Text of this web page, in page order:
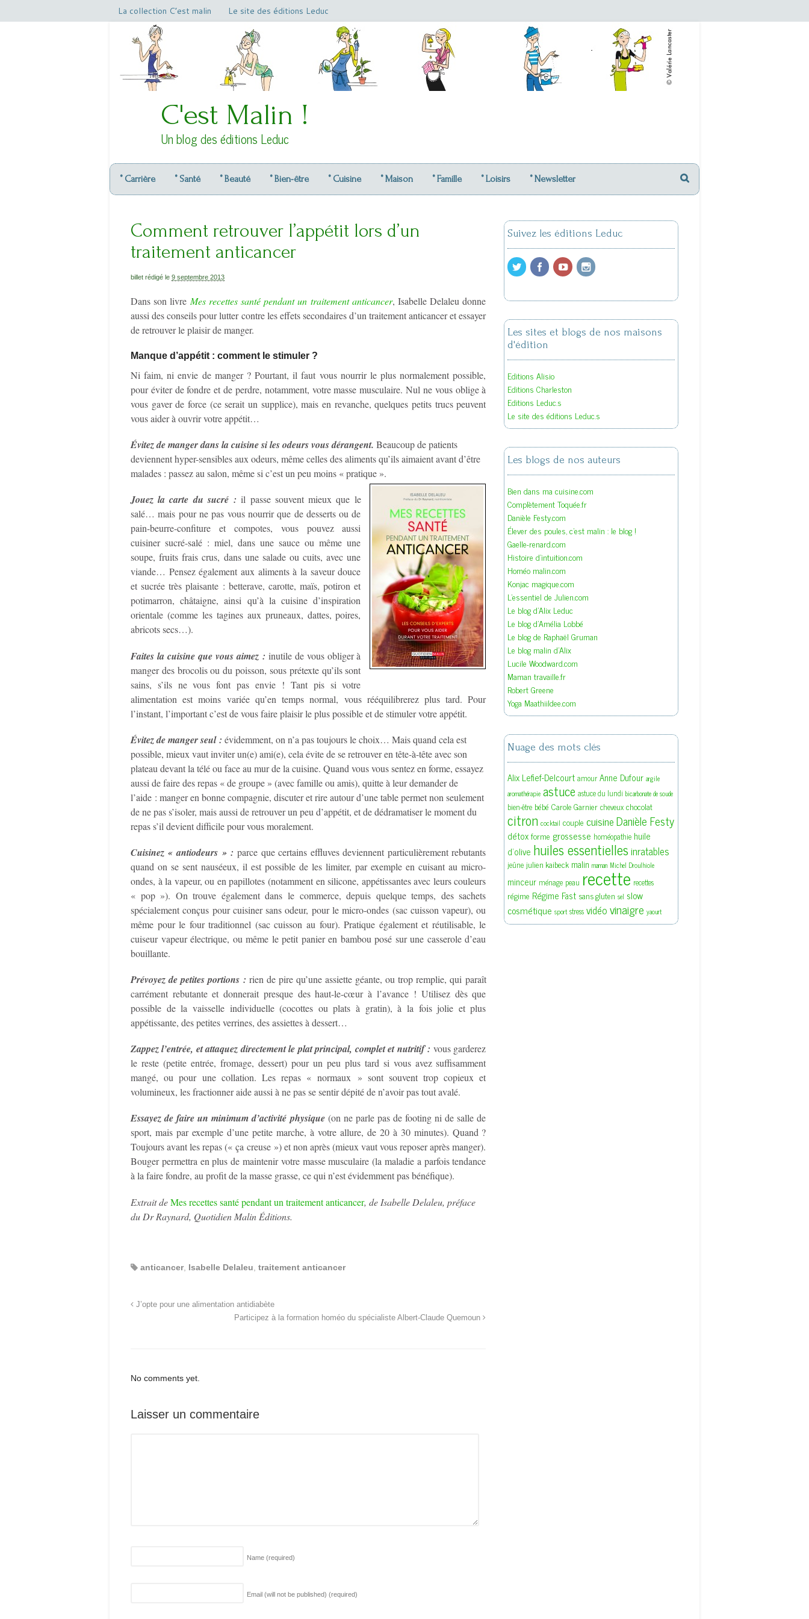
La collection C’est malin Le site des éditions Leduc
C'est Malin !
Un blog des éditions Leduc
° Carrière ° Santé ° Beauté ° Bien-être ° Cuisine ° Maison ° Famille ° Loisirs ° Newsletter
Comment retrouver l’appétit lors d’un
traitement anticancer
billet rédigé le 9 septembre 2013
Dans son livre Mes recettes santé pendant un traitement anticancer, Isabelle Delaleu donne
aussi des conseils pour lutter contre les effets secondaires d’un traitement anticancer et essayer
de retrouver le plaisir de manger.
Manque d’appétit : comment le stimuler ?
Ni faim, ni envie de manger ? Pourtant, il faut vous nourrir le plus normalement possible,
pour éviter de fondre et de perdre, notamment, votre masse musculaire. Nul ne vous oblige à
vous gaver de force (ce serait un supplice), mais en revanche, quelques petits trucs peuvent
vous aider à ouvrir votre appétit…
Évitez de manger dans la cuisine si les odeurs vous dérangent. Beaucoup de patients
deviennent hyper-sensibles aux odeurs, même celles des aliments qu’ils aimaient avant d’être
malades : passez au salon, même si c’est un peu moins « pratique ».
Jouez la carte du sucré : il passe souvent mieux que le
salé… mais pour ne pas vous nourrir que de desserts ou de
pain-beurre-confiture et compotes, vous pouvez aussi
cuisiner sucré-salé : miel, dans une sauce ou même une
soupe, fruits frais crus, dans une salade ou cuits, avec une
viande… Pensez également aux aliments à la saveur douce
et sucrée très plaisante : betterave, carotte, maïs, potiron et
potimarron, châtaigne, ainsi qu’à la cuisine d’inspiration
orientale (comme les tagines aux pruneaux, dattes, poires,
abricots secs…).
Faites la cuisine que vous aimez : inutile de vous obliger à
manger des brocolis ou du poisson, sous prétexte qu’ils sont
sains, s’ils ne vous font pas envie ! Tant pis si votre
alimentation est moins variée qu’en temps normal, vous rééquilibrerez plus tard. Pour
l’instant, l’important c’est de vous faire plaisir le plus possible et de stimuler votre appétit.
Évitez de manger seul : évidemment, on n’a pas toujours le choix… Mais quand cela est
possible, mieux vaut inviter un(e) ami(e), cela évite de se retrouver en tête-à-tête avec son
plateau devant la télé ou face au mur de la cuisine. Quand vous vous sentez en forme, essayez
aussi de faire des repas « de groupe » (avec famille ou amis), quitte à leur demander de
l’aide : manger en bonne compagnie, discuter et rire autour d’une table permet non seulement
de ne pas s’isoler, mais aussi de retrouver un peu d’appétit, et de dédramatiser le moment du
repas s’il devient difficile pour vous moralement.
Cuisinez « antiodeurs » : parce que certains effluves deviennent particulièrement rebutants
quand on se sent nauséeux, il est possible de les limiter, par exemple en cuisant au micro-
ondes, à la vapeur, ou en papillotes (notamment en silicone, appétissantes avec leurs couleurs
« pop »). On trouve également dans le commerce, depuis quelque temps, des sachets
spécialement conçus pour cuisiner sans odeur, pour le micro-ondes (sac cuisson vapeur), ou
même pour le four traditionnel (sac cuisson au four). Pratique également et réutilisable, le
cuiseur vapeur électrique, ou même le petit panier en bambou posé sur une casserole d’eau
bouillante.
Prévoyez de petites portions : rien de pire qu’une assiette géante, ou trop remplie, qui paraît
carrément rebutante et donnerait presque des haut-le-cœur à l’avance ! Utilisez dès que
possible de la vaisselle individuelle (cocottes ou plats à gratin), à la fois jolie et plus
appétissante, des petites verrines, des assiettes à dessert…
Zappez l’entrée, et attaquez directement le plat principal, complet et nutritif : vous garderez
le reste (petite entrée, fromage, dessert) pour un peu plus tard si vous avez suffisamment
mangé, ou pour une collation. Les repas « normaux » sont souvent trop copieux et
volumineux, les fractionner aide aussi à ne pas se sentir dépité de n’avoir pas tout avalé.
Essayez de faire un minimum d’activité physique (on ne parle pas de footing ni de salle de
sport, mais par exemple d’une petite marche, à votre allure, de 20 à 30 minutes). Quand ?
Toujours avant les repas (« ça creuse ») et non après (mieux vaut vous reposer après manger).
Bouger permettra en plus de maintenir votre masse musculaire (la maladie a parfois tendance
à la faire fondre, au profit de la masse grasse, ce qui n’est évidemment pas bénéfique).
Extrait deMes recettes santé pendant un traitement anticancer, de Isabelle Delaleu, préface
du Dr Raynard, Quotidien Malin Éditions.
anticancer, Isabelle Delaleu traitement anticancer
J’opte pour une alimentation antidiabète
Participez à la formation homéo du spécialiste Albert-Claude Quemoun
No comments yet.
Laisser un commentaire
Name (required)
Email (will not be published) (required)
Suivez les éditions Leduc
Les sites et blogs de nos maisons
d'édition
Editions Alisio
Editions Charleston
Editions Leduc.s
Le site des éditions Leduc.s
Les blogs de nos auteurs
Bien dans ma cuisine.com
Complètement Toquée.fr
Danièle Festy.com
Élever des poules, c'est malin : le blog !
Gaelle-renard.com
Histoire d'intuition.com
Homéo malin.com
Konjac magique.com
L'essentiel de Julien.com
Le blog d'Alix Leduc
Le blog d'Amélia Lobbé
Le blog de Raphaël Gruman
Le blog malin d'Alix
Lucile Woodward.com
Maman travaille.fr
Robert Greene
Yoga Maathiildee.com
Nuage des mots clés
Alix Lefief-Delcourt amour Anne Dufour argile
aromathérapie astuce astuce du lundi bicarbonate de soude
bien-être bébé Carole Garnier cheveux chocolat
citron cocktail couple cuisineDanièle Festy
détoxforme grossesse homéopathie huile
d'olive huiles essentiellesinratables
jeûne julien kaibeck malin maman Michel Droulhiole
minceur ménage peau recette recettes
régime Régime Fast sans gluten sel slow
cosmétique sport stress vidéovinaigre yaourt